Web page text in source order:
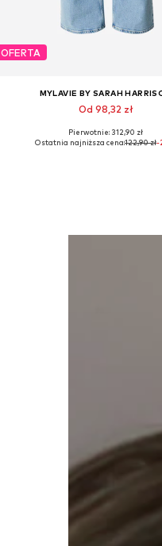
OFERTA
MYLAVIE BY SARAH
Od 98,32 zł
Dostępne rozmiary: 27, 29, 30,
Pierwotnie: 312,90 zł
Ostatnia najniższa cena:122,90 zł-